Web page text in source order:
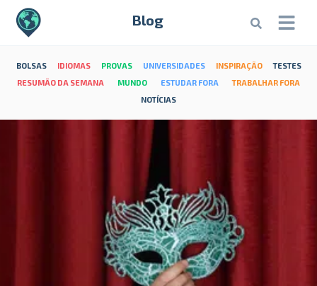
Blog
BOLSAS IDIOMAS PROVAS UNIVERSIDADES INSPIRAÇÃO
TESTES
RESUMÃO DA SEMANA
MUNDO ESTUDAR FORA
TRABALHAR FORA
NOTÍCIAS